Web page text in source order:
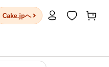
Cake.jpへ